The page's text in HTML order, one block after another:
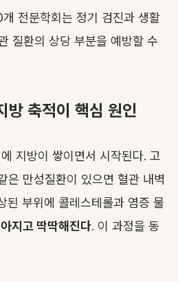
전문학회는 정기 검진과 생활
질환의 상당 부분을 예방할 수
방 축적이 핵심 원인
지방이 쌓이면서 시작된다. 고
은 만성질환이 있으면 혈관 내벽
된 부위에 콜레스테롤과 염증 물
지고 딱딱해진다. 이 과정을 동